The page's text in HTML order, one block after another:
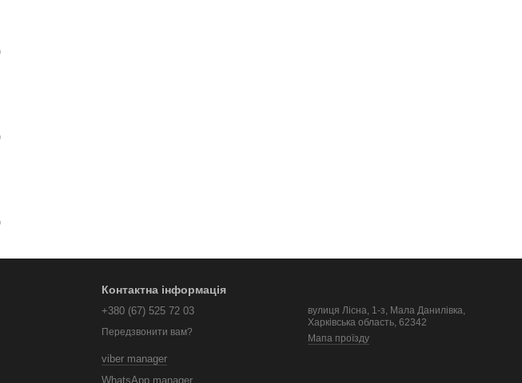
Контактна інформація
+380 (67) 525 72 03
Передзвонити вам?
viber manager
WhatsApp manager
вулиця Лісна, 1-з, Мала Данилівка,
Харківська область, 62342
Мапа проїзду